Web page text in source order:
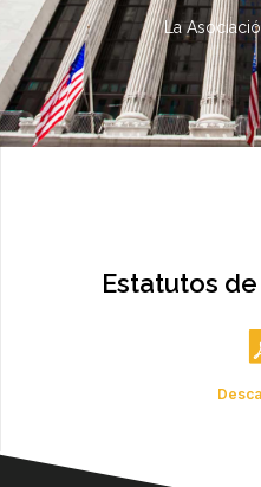
La
Estatutos